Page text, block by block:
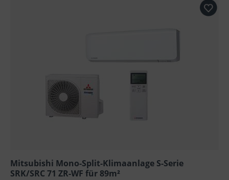
Mitsubishi Mono-Split-Klimaanlage S-Serie
SRK/SRC 71 ZR-WF für 89m²